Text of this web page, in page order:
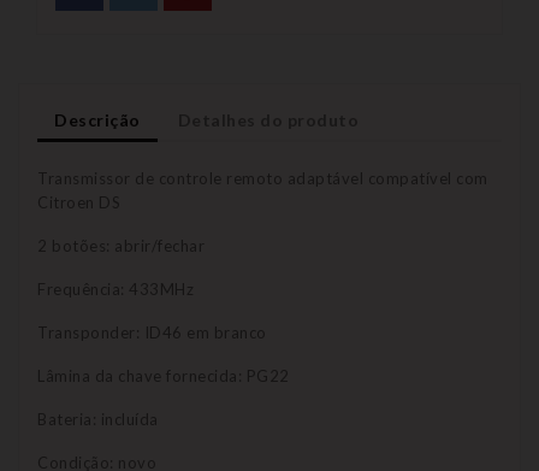
Descrição
Transmissor de controle remoto adaptável compatível com
Citroen DS
2 botões: abrir/fechar
Frequência: 433MHz
Transponder: ID46 em branco
Lâmina da chave fornecida: PG22
Bateria: incluída
Condição: novo